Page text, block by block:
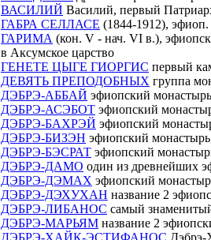
ВАСИЛИЙ Василий, первый
ГАБРА СЕЛЛАСЕ (1844-1912),
ГАРИМА (кон. V - нач. VI в.),
в Аксумское царство
ГЕНЕТЕ ЦЫГЕ ГИОРГИС первый
ДЕВЯТЬ ПРЕПОДОБНЫХ группа
ДЭБРЭ-АББАЙ эфиопский
ДЭБРЭ-АСЭБОТ эфиопский
ДЭБРЭ-БАХРЭЙ эфиопский
ДЭБРЭ-БИЗЭН эфиопский
ДЭБРЭ-БЭСРАТ эфиопский
ДЭБРЭ-ДАМО один из древнейших
ДЭБРЭ-ДЭМАХ эфиопский
ДЭБРЭ-ДЭХУХАН название 2
ДЭБРЭ-ЛИБАНОС самый
ДЭБРЭ-МАРЬЯМ название 2
ДЭБРЭ-ХАЙК-ЭСТИФАНОС Дэбрэ-